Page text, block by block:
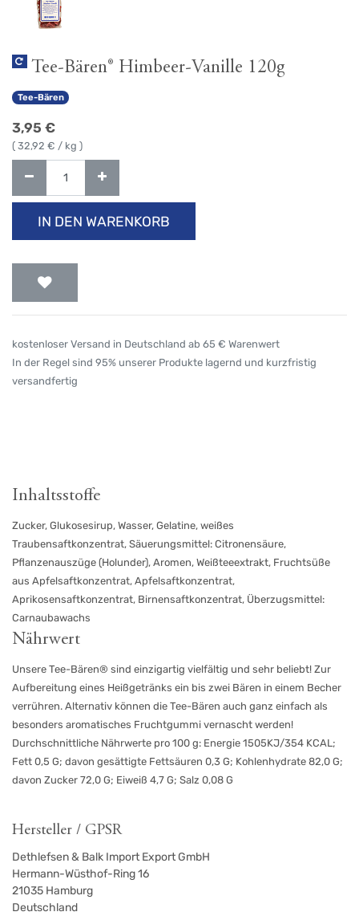
Tee-Bären® Himbeer-Vanille 120g
Tee-Bären
3,95 €
( 32,92 € / kg )
IN DEN WARENKORB
kostenloser Versand in Deutschland ab 65 € Warenwert
In der Regel sind 95% unserer Produkte lagernd und kurzfristig
versandfertig
Inhaltsstoffe
Zucker, Glukosesirup, Wasser, Gelatine, weißes
Traubensaftkonzentrat, Säuerungsmittel: Citronensäure,
Pflanzenauszüge (Holunder), Aromen, Weißteeextrakt, Fruchtsüße
aus Apfelsaftkonzentrat, Apfelsaftkonzentrat,
Aprikosensaftkonzentrat, Birnensaftkonzentrat, Überzugsmittel:
Carnaubawachs
Nährwert
Unsere Tee-Bären® sind einzigartig vielfältig und sehr beliebt! Zur
Aufbereitung eines Heißgetränks ein bis zwei Bären in einem Becher
verrühren. Alternativ können die Tee-Bären auch ganz einfach als
besonders aromatisches Fruchtgummi vernascht werden!
Durchschnittliche Nährwerte pro 100 g: Energie 1505KJ/354 KCAL;
Fett 0,5 G; davon gesättigte Fettsäuren 0,3 G; Kohlenhydrate 82,0 G;
davon Zucker 72,0 G; Eiweiß 4,7 G; Salz 0,08 G
Hersteller / GPSR
Dethlefsen & Balk Import Export GmbH
Hermann-Wüsthof-Ring 16
21035 Hamburg
Deutschland